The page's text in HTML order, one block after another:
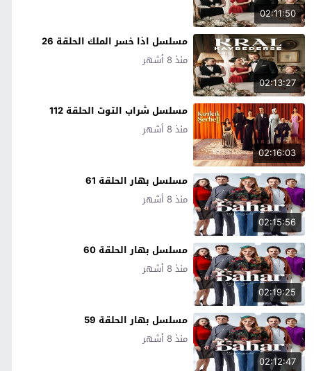
02:11:50
02:13:27
مسلسل اذا خسر الملك الحلقة 26
منذ 8 أشهر
02:16:03
مسلسل شراب التوت الحلقة 112
منذ 8 أشهر
02:15:56
مسلسل بهار الحلقة 61
منذ 8 أشهر
02:19:25
مسلسل بهار الحلقة 60
منذ 8 أشهر
02:12:47
مسلسل بهار الحلقة 59
منذ 8 أشهر